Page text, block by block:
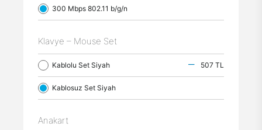
300 Mbps 802.11 b/g/n
Klavye – Mouse Set
Kablolu Set Siyah 507 TL
Kablosuz Set Siyah
Anakart